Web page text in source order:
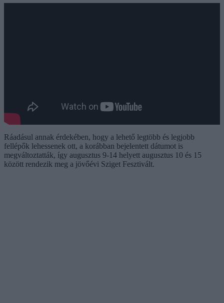
Ráadásul annak érdekében, hogy a lehető legtöbb és legjobb
fellépők lehessenek ott, a korábban bejelentett dátumot is
megváltoztatták, így augusztus 9-14 helyett augusztus 10 és 15
között rendezik meg a jövőévi Sziget Fesztivált.